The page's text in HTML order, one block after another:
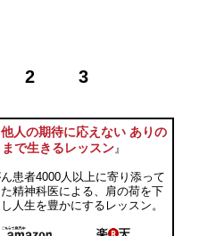
2 3
修、国立精神・神経センター武
病院精神腫瘍科レジデント。以
よびその家族の診療を担当す
瘍科に勤務。2012年より同病院
月より公益財団法人がん研究会
。日本総合病院精神医学会専門
他人の期待に応えない ありの
まで生きるレッスン』
患者4000人以上に寄り添って
た精神科医による、肩の荷を下
人生を豊かにするレッスン。